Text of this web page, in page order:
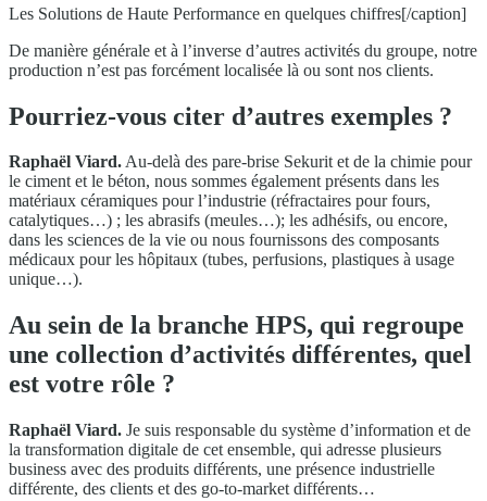
Les Solutions de Haute Performance en quelques chiffres[/caption]
De manière générale et à l’inverse d’autres activités du groupe, notre
production n’est pas forcément localisée là ou sont nos clients.
Pourriez-vous citer d’autres exemples ?
Raphaël Viard.Au-delà des pare-brise Sekurit et de la chimie pour
le ciment et le béton, nous sommes également présents dans les
matériaux céramiques pour l’industrie (réfractaires pour fours,
catalytiques…) ; les abrasifs (meules…); les adhésifs, ou encore,
dans les sciences de la vie ou nous fournissons des composants
médicaux pour les hôpitaux (tubes, perfusions, plastiques à usage
unique…).
Au sein de la branche HPS, qui regroupe
une collection d’activités différentes, quel
est votre rôle ?
Raphaël Viard. Je suis responsable du système d’information et de
la transformation digitale de cet ensemble, qui adresse plusieurs
business avec des produits différents, une présence industrielle
différente, des clients et des go-to-market différents…